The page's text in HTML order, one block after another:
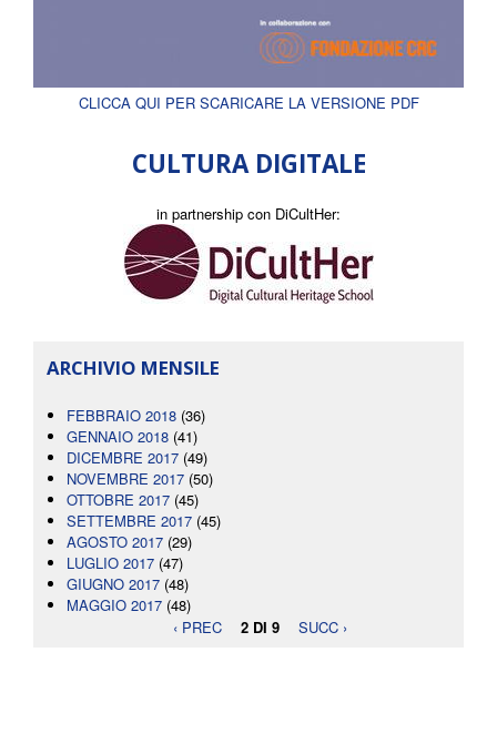
CLICCA QUI PER SCARICARE LA VERSIONE PDF
CULTURA DIGITALE
in partnership con DiCultHer:
ARCHIVIO MENSILE
FEBBRAIO 2018 (36)
GENNAIO 2018 (41)
DICEMBRE 2017 (49)
NOVEMBRE 2017 (50)
OTTOBRE 2017 (45)
SETTEMBRE 2017 (45)
AGOSTO 2017 (29)
LUGLIO 2017 (47)
GIUGNO 2017 (48)
MAGGIO 2017 (48)
‹ PREC
2 DI 9 SUCC ›